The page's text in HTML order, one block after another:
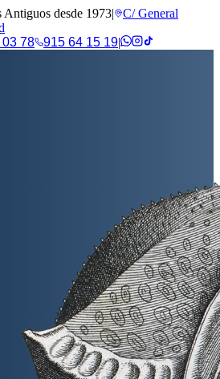
desde 1973|
C/ General
78 915 64 15 19|